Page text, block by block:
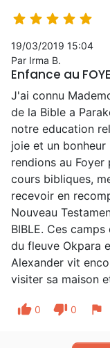
    
19/03/2019 15:04
Par Irma B.
Enfance au
J'ai connu
de la Bible a
notre education
joie et un
rendions au
cours bibliques,
recevoir en
Nouveau
BIBLE. Ces
du fleuve Okpara
Alexander vit
visiter sa maison
thumb_up 0 thumb_down 0 flag